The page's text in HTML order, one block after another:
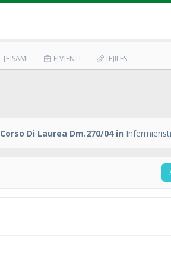
[E]SAMI E[V]ENTI [F]ILES
Corso Di Laurea Dm.270/04 in